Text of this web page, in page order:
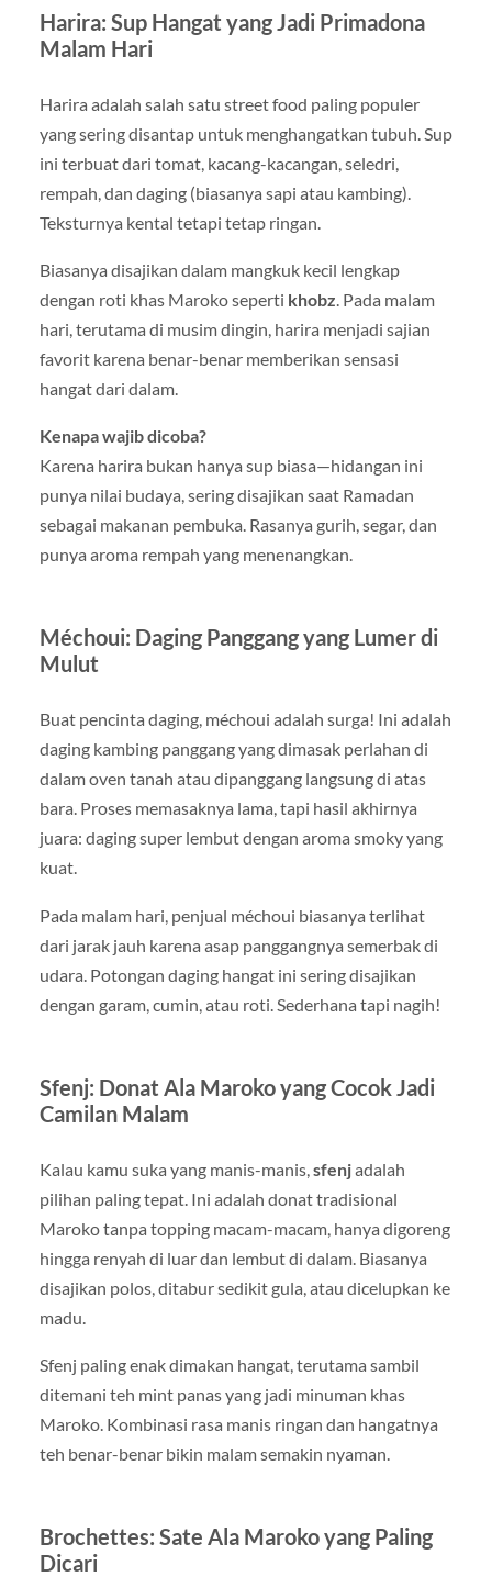
Harira: Sup Hangat yang Jadi Primadona
Malam Hari
Harira adalah salah satu street food paling populer
yang sering disantap untuk menghangatkan tubuh. Sup
ini terbuat dari tomat, kacang-kacangan, seledri,
rempah, dan daging (biasanya sapi atau kambing).
Teksturnya kental tetapi tetap ringan.
Biasanya disajikan dalam mangkuk kecil lengkap
dengan roti khas Maroko seperti khobz. Pada malam
hari, terutama di musim dingin, harira menjadi sajian
favorit karena benar-benar memberikan sensasi
hangat dari dalam.
Kenapa wajib dicoba?
Karena harira bukan hanya sup biasa—hidangan ini
punya nilai budaya, sering disajikan saat Ramadan
sebagai makanan pembuka. Rasanya gurih, segar, dan
punya aroma rempah yang menenangkan.
Méchoui: Daging Panggang yang Lumer di
Mulut
Buat pencinta daging, méchoui adalah surga! Ini adalah
daging kambing panggang yang dimasak perlahan di
dalam oven tanah atau dipanggang langsung di atas
bara. Proses memasaknya lama, tapi hasil akhirnya
juara: daging super lembut dengan aroma smoky yang
kuat.
Pada malam hari, penjual méchoui biasanya terlihat
dari jarak jauh karena asap panggangnya semerbak di
udara. Potongan daging hangat ini sering disajikan
dengan garam, cumin, atau roti. Sederhana tapi nagih!
Sfenj: Donat Ala Maroko yang Cocok Jadi
Camilan Malam
Kalau kamu suka yang manis-manis, sfenjadalah
pilihan paling tepat. Ini adalah donat tradisional
Maroko tanpa topping macam-macam, hanya digoreng
hingga renyah di luar dan lembut di dalam. Biasanya
disajikan polos, ditabur sedikit gula, atau dicelupkan ke
madu.
Sfenj paling enak dimakan hangat, terutama sambil
ditemani teh mint panas yang jadi minuman khas
Maroko. Kombinasi rasa manis ringan dan hangatnya
teh benar-benar bikin malam semakin nyaman.
Brochettes: Sate Ala Maroko yang Paling
Dicari